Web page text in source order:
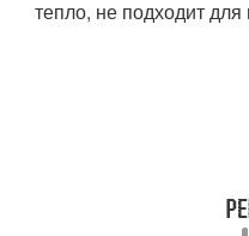
тепло, не подходит